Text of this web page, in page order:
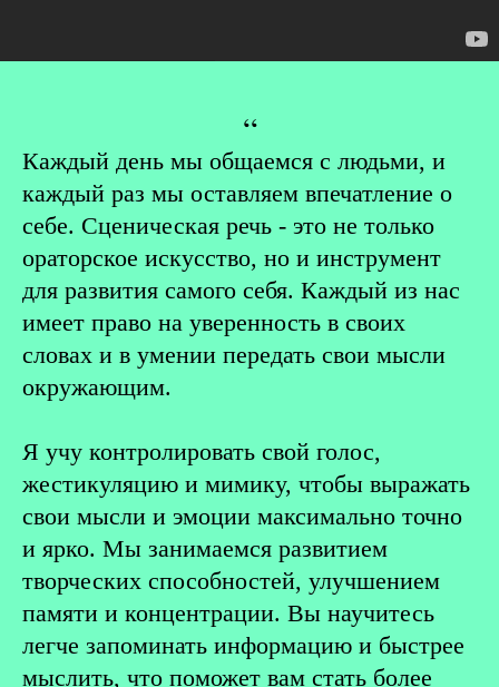
“
Каждый день мы общаемся с людьми, и
каждый раз мы оставляем впечатление о
себе. Сценическая речь - это не только
ораторское искусство, но и инструмент
для развития самого себя. Каждый из нас
имеет право на уверенность в своих
словах и в умении передать свои мысли
окружающим.
Я учу контролировать свой голос,
жестикуляцию и мимику, чтобы выражать
свои мысли и эмоции максимально точно
и ярко. Мы занимаемся развитием
творческих способностей, улучшением
памяти и концентрации. Вы научитесь
легче запоминать информацию и быстрее
мыслить, что поможет вам стать более